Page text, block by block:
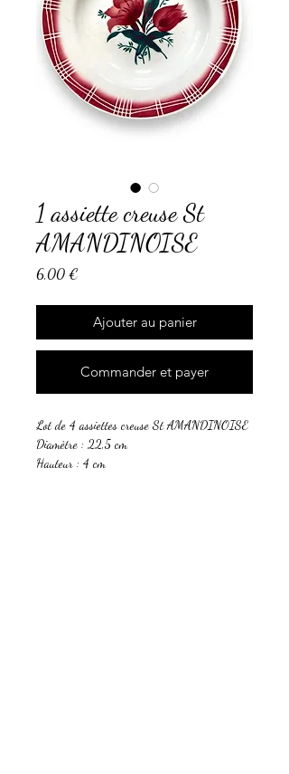
1 assiette creuse St
AMANDINOISE
6,00 €
Ajouter au panier
Commander et payer
Lot de 4 assiettes creuse St AMANDINOISE
Diamètre : 22,5 cm
Hauteur : 4 cm